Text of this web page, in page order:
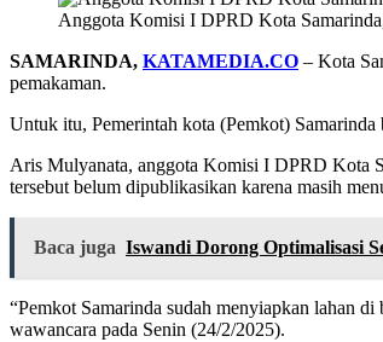
Anggota Komisi I DPRD Kota
SAMARINDA, KATAMEDIA.CO – Kota
pemakaman.
Untuk itu, Pemerintah kota (Pemkot)
Aris Mulyanata, anggota Komisi I DPRD Kota
tersebut belum dipublikasikan karena masih
Baca juga Iswandi Dorong Optimalisasi
“Pemkot Samarinda sudah menyiapkan lahan
wawancara pada Senin (24/2/2025).